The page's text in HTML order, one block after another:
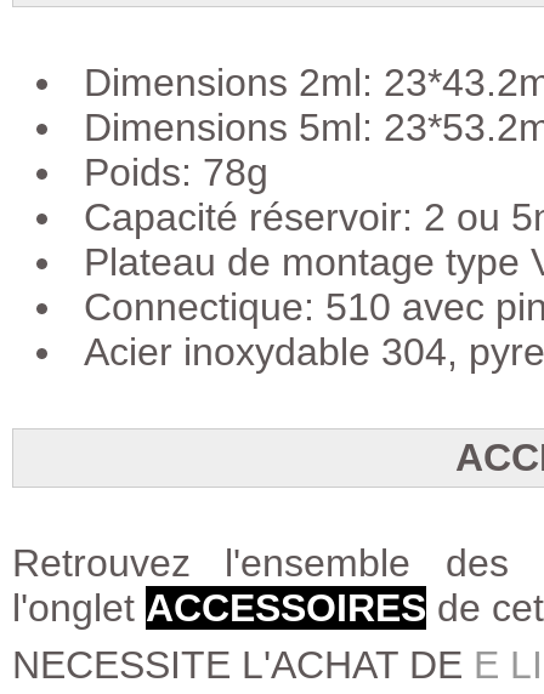
Dimensions 2ml:
Dimensions 5ml:
Poids: 78g
Capacité réservoir: 2 ou
Plateau de montage type
Connectique: 510 avec
Acier inoxydable 304,
Retrouvez l'ensemble
l'onglet ACCESSOIRES de
NECESSITE L'ACHAT DE E